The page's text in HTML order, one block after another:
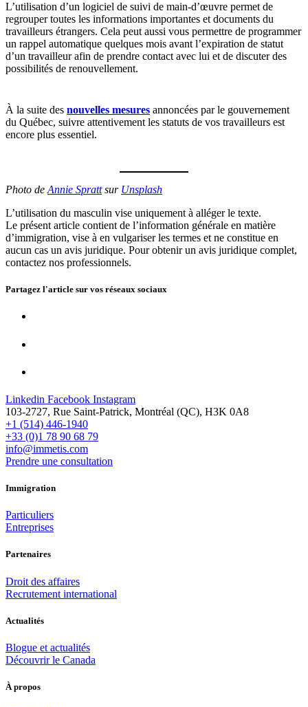
L’utilisation d’un logiciel de suivi de main-d’œuvre permet de
regrouper toutes les informations importantes et documents du
travailleurs étrangers. Cela peut aussi vous permettre de programmer
un rappel automatique quelques mois avant l’expiration de statut
d’un travailleur afin de prendre contact avec lui et de discuter des
possibilités de renouvellement.
À la suite des nouvelles mesures annoncées par le gouvernement
du Québec, suivre attentivement les statuts de vos travailleurs est
encore plus essentiel.
Photo de Annie Sprattsur Unsplash
L’utilisation du masculin vise uniquement à alléger le texte.
Le présent article contient de l’information générale en matière
d’immigration, vise à en vulgariser les termes et ne constitue en
aucun cas un avis juridique. Pour obtenir un avis juridique complet,
contactez nos professionnels.
Partagez l'article sur vos réseaux sociaux
Linkedin Facebook Instagram
103-2727, Rue Saint-Patrick, Montréal (QC), H3K 0A8
+1 (514) 446-1940
+33 (0)1 78 90 68 79
info@immetis.com
Prendre une consultation
Immigration
Particuliers
Entreprises
Partenaires
Droit des affaires
Recrutement international
Actualités
Blogue et actualités
Découvrir le Canada
À propos